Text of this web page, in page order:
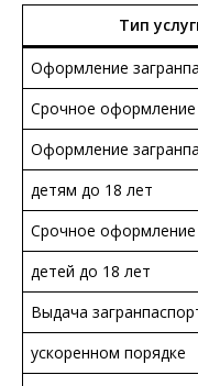
Тип
Оформление
Срочное оформление
Оформление
детям до 18 лет
Срочное оформление
детей до 18 лет
Выдача
ускоренном порядке